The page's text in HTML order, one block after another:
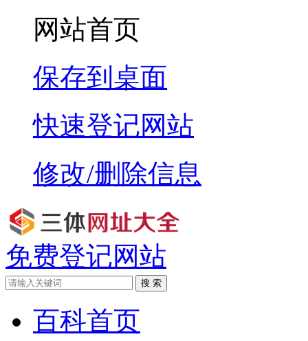
网站首页
保存到桌面
快速登记网站
修改/删除信息
免费登记网站
搜 索
百科首页